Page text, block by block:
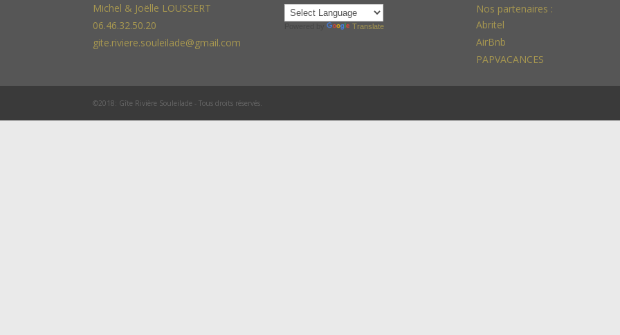
Michel & Joëlle LOUSSERT
06.46.32.50.20
gite.riviere.souleilade@gmail.com
Powered by Translate
Nos partenaires :
Abritel
AirBnb
PAPVACANCES
©2018: Gîte Rivière Souleilade - Tous droits réservés.